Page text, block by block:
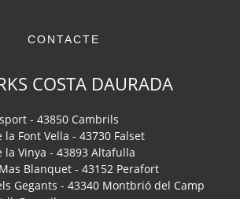
CONTACTE
COSTA DAURADA
- 43850 Cambrils
la Font Vella - 43730 Falset
la Vinya - 43893 Altafulla
Blanquet - 43152 Perafort
Gegants - 43340 Montbrió del Camp